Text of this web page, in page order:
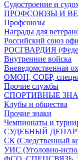
Судостроение и
ПРОФСОЮЗЫ И
Профсоюзы
Награды для
Российский союз
РОСГВАРДИЯ
Внутренние войска
Вневедомственная
ОМОН, СОБР,
Прочие службы
СПОРТИВНЫЕ
Клубы и общества
Прочие знаки
Чемпионаты и
СУДЕБНЫЙ
СК (Следственный
УИС (Уголовно-